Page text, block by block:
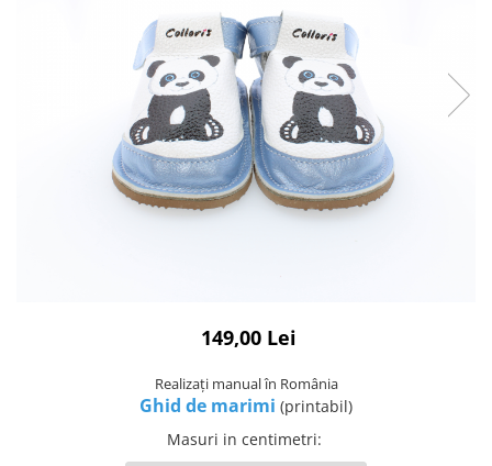
149,00 Lei
Realizați manual în România
Ghid de marimi (printabil)
Masuri in centimetri: